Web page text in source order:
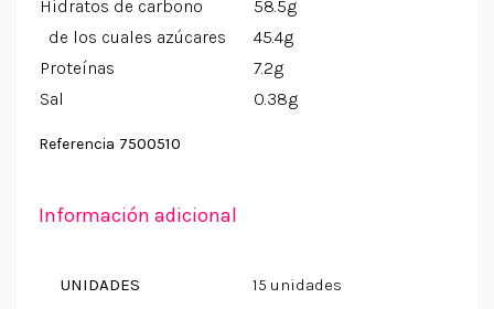
Hidratos de carbono
58.5g
de los cuales azúcares
45.4g
Proteínas
7.2g
Sal
0.38g
Referencia 7500510
Información adicional
UNIDADES 15 unidades